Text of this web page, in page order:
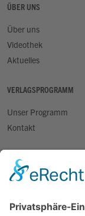
ÜBER UNS
Über uns
Videothek
Aktuelles
VERLAGSPROGRAMM
Unser Programm
Kontakt
FÜR HÄNDLER
Für Händler
Kontakt